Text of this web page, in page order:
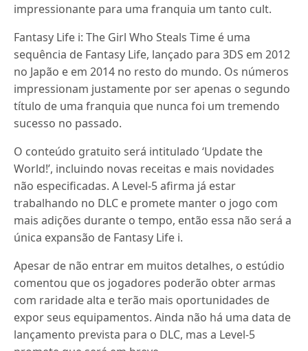
impressionante para uma franquia um tanto cult.
Fantasy Life i: The Girl Who Steals Time é uma
sequência de Fantasy Life, lançado para 3DS em 2012
no Japão e em 2014 no resto do mundo. Os números
impressionam justamente por ser apenas o segundo
título de uma franquia que nunca foi um tremendo
sucesso no passado.
O conteúdo gratuito será intitulado ‘Update the
World!’, incluindo novas receitas e mais novidades
não especificadas. A Level-5 afirma já estar
trabalhando no DLC e promete manter o jogo com
mais adições durante o tempo, então essa não será a
única expansão de Fantasy Life i.
Apesar de não entrar em muitos detalhes, o estúdio
comentou que os jogadores poderão obter armas
com raridade alta e terão mais oportunidades de
expor seus equipamentos. Ainda não há uma data de
lançamento prevista para o DLC, mas a Level-5